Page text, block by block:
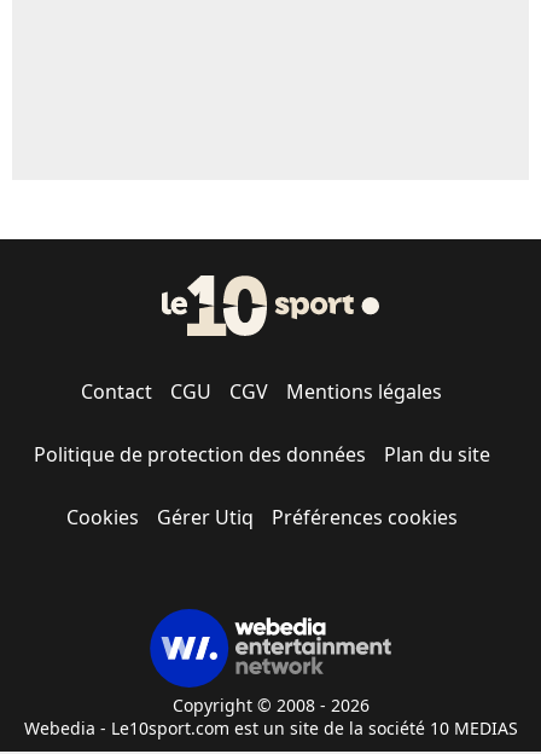
Contact CGU CGV Mentions légales
Politique de protection des données Plan du site
Cookies Gérer Utiq Préférences cookies
Copyright © 2008 - 2026
Webedia - Le10sport.com est un site de la société 10 MEDIAS